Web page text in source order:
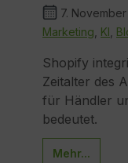
7.
Marketing KI
Shopify
Zeitalter des
für Händler
bedeutet.
Mehr...